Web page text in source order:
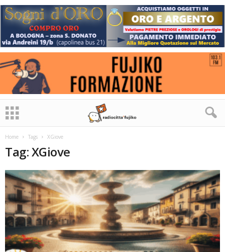
Home Tags XGiove
Tag: XGiove